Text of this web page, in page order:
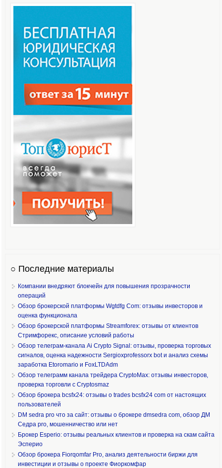
○ Последние материалы
Компании внедряют блокчейн для повышения прозрачности
операций
Обзор брокерской платформы Wgtdfg Com: отзывы инвесторов и
оценка функционала
Обзор брокерской платформы Streamforex: отзывы от клиентов
Стримфорекс, описание условий работы
Обзор телеграм-канала Ai Crypto Signal: отзывы, проверка торговых
сигналов, оценка надежности Sergioxprofessorx bot и анализ схемы
заработка Etoromario и FoxLTDAdm
Обзор телеграмм канала трейдера CryptoMax: отзывы инвесторов,
проверка торговли с Cryptosmaz
Обзор брокера bcsfx24: отзывы о trades bcsfx24 com от настоящих
пользователей
DM sedra pro что за сайт: отзывы о брокере dmsedra com, обзор ДМ
Седра pro, мошенничество или нет
Брокер Esperio: отзывы реальных клиентов и проверка на скам сайта
Эсперио
Обзор брокера Fiorqomfar Pro, анализ деятельности биржи для
инвестиции и отзывы о проекте Фиоркомфар